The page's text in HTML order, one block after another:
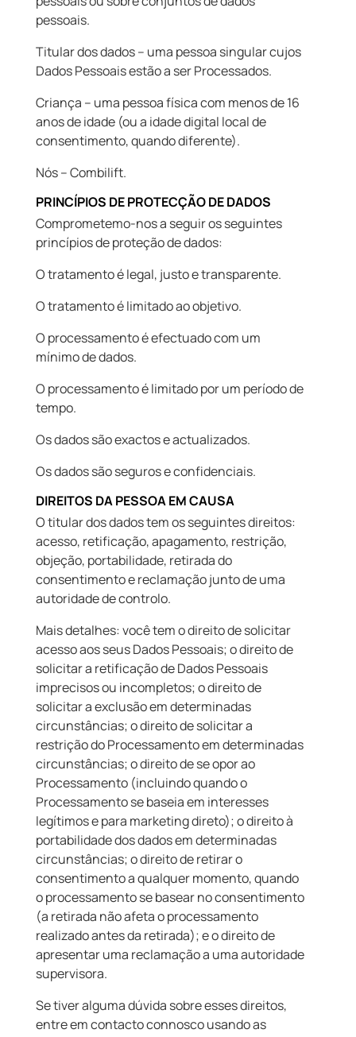
pessoais.
Titular dos dados – uma pessoa singular cujos
Dados Pessoais estão a ser Processados.
Criança – uma pessoa física com menos de 16
anos de idade (ou a idade digital local de
consentimento, quando diferente).
Nós – Combilift.
PRINCÍPIOS DE PROTECÇÃO DE DADOS
Comprometemo-nos a seguir os seguintes
princípios de proteção de dados:
O tratamento é legal, justo e transparente.
O tratamento é limitado ao objetivo.
O processamento é efectuado com um
mínimo de dados.
O processamento é limitado por um período de
tempo.
Os dados são exactos e actualizados.
Os dados são seguros e confidenciais.
DIREITOS DA PESSOA EM CAUSA
O titular dos dados tem os seguintes direitos:
acesso, retificação, apagamento, restrição,
objeção, portabilidade, retirada do
consentimento e reclamação junto de uma
autoridade de controlo.
Mais detalhes: você tem o direito de solicitar
acesso aos seus Dados Pessoais; o direito de
solicitar a retificação de Dados Pessoais
imprecisos ou incompletos; o direito de
solicitar a exclusão em determinadas
circunstâncias; o direito de solicitar a
restrição do Processamento em determinadas
circunstâncias; o direito de se opor ao
Processamento (incluindo quando o
Processamento se baseia em interesses
legítimos e para marketing direto); o direito à
portabilidade dos dados em determinadas
circunstâncias; o direito de retirar o
consentimento a qualquer momento, quando
o processamento se basear no consentimento
(a retirada não afeta o processamento
realizado antes da retirada); e o direito de
apresentar uma reclamação a uma autoridade
supervisora.
Se tiver alguma dúvida sobre esses direitos,
entre em contacto connosco usando as